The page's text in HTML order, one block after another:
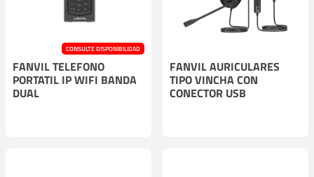
CONSULTE DISPONIBILIDAD
FANVIL TELEFONO
PORTATIL IP WIFI BANDA
DUAL
FANVIL AURICULARES
TIPO VINCHA CON
CONECTOR USB